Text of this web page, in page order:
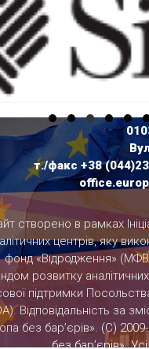
т./факс +38
створено в рамках
центрів, яку
фонд «Відродження»
розвитку
підтримки
Відповідальність за
без бар’єрів». (С)
без бар’єрів».